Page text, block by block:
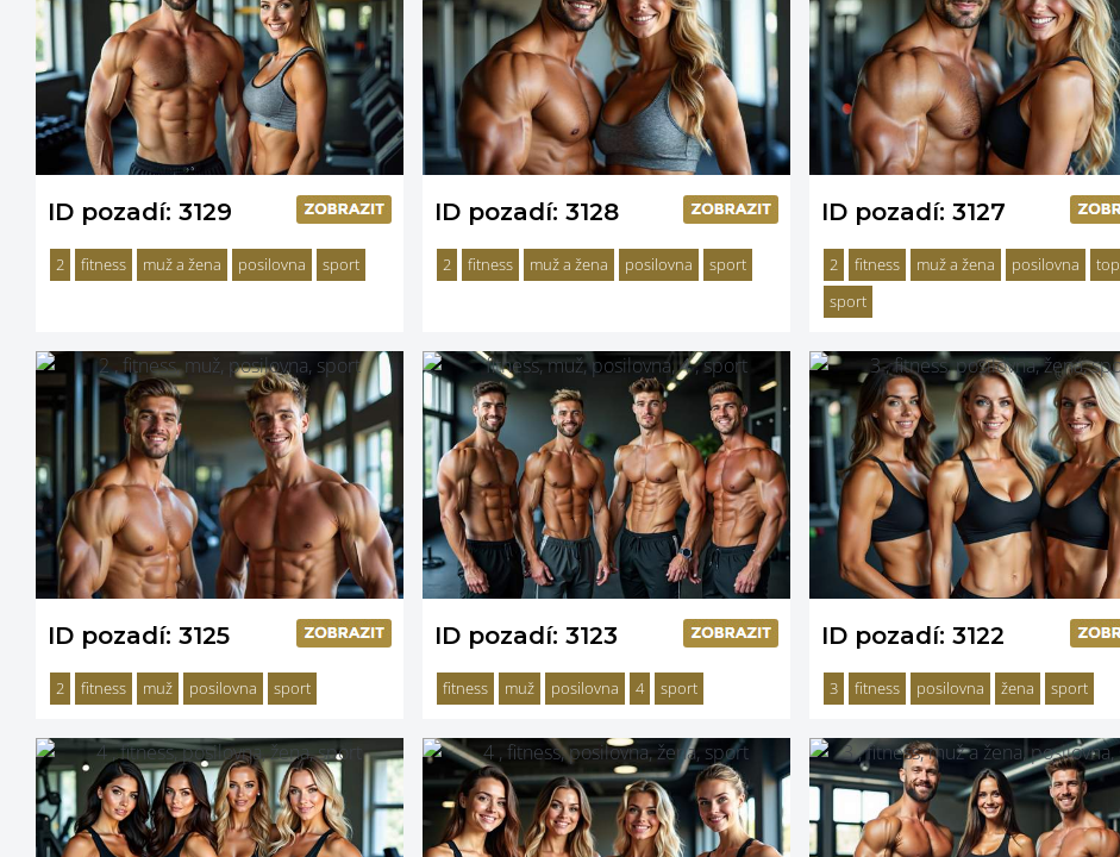
ID pozadí: 3129
2 fitness muž a žena posilovna sport
ID pozadí: 3128
2 fitness muž a žena posilovna sport
ID pozadí: 3127
2 fitness muž a žena posilovna
top
sport
ID pozadí: 3125
2 fitness muž posilovna sport
ID pozadí: 3123
fitness muž posilovna 4 sport
ID pozadí: 3122
3 fitness posilovna žena sport